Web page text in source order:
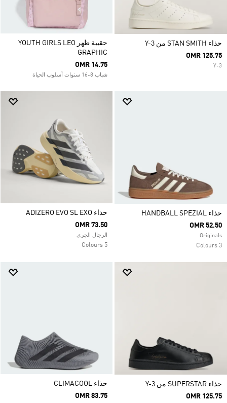
حذاء STAN SMITH من Y-3
OMR 125.75
Y-3
حقيبة ظهر YOUTH GIRLS LEO
GRAPHIC
OMR 14.75
شباب 8-16 سنوات أسلوب الحياة
حذاء HANDBALL SPEZIAL
OMR 52.50
Originals
3 Colours
حذاء ADIZERO EVO SL EXO
OMR 73.50
الرجال الجري
5 Colours
حذاء SUPERSTAR من Y-3
OMR 125.75
حذاء CLIMACOOL
OMR 83.75